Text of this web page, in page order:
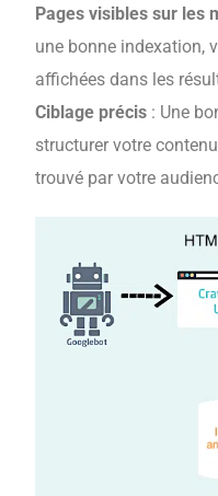
Pages visibles sur les
une bonne indexation,
affichées dans les
Ciblage précis : Une
structurer votre
trouvé par votre